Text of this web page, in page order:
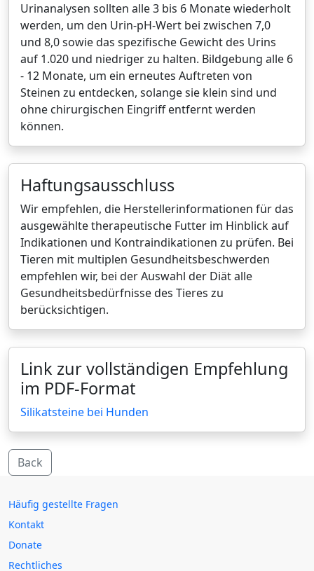
Urinanalysen sollten alle 3 bis 6 Monate wiederholt
werden, um den Urin-pH-Wert bei zwischen 7,0
und 8,0 sowie das spezifische Gewicht des Urins
auf 1.020 und niedriger zu halten. Bildgebung alle 6
- 12 Monate, um ein erneutes Auftreten von
Steinen zu entdecken, solange sie klein sind und
ohne chirurgischen Eingriff entfernt werden
können.
Haftungsausschluss
Wir empfehlen, die Herstellerinformationen für das
ausgewählte therapeutische Futter im Hinblick auf
Indikationen und Kontraindikationen zu prüfen. Bei
Tieren mit multiplen Gesundheitsbeschwerden
empfehlen wir, bei der Auswahl der Diät alle
Gesundheitsbedürfnisse des Tieres zu
berücksichtigen.
Link zur vollständigen Empfehlung
im PDF-Format
Silikatsteine bei Hunden
Back
Häufig gestellte Fragen
Kontakt
Donate
Rechtliches